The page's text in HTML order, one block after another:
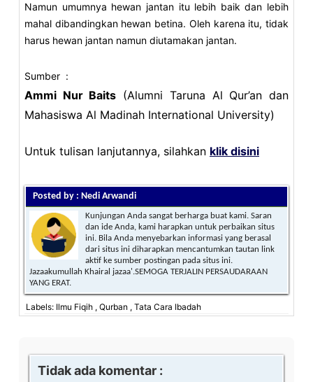
Namun umumnya hewan jantan itu lebih baik dan lebih
mahal dibandingkan hewan betina. Oleh karena itu, tidak
harus hewan jantan namun diutamakan jantan.
Sumber :
Ammi Nur Baits (Alumni Taruna Al Qur’an dan
Mahasiswa Al Madinah International University)
Untuk tulisan lanjutannya, silahkan klik disini
Posted by : Nedi Arwandi
Kunjungan Anda sangat berharga buat kami. Saran
dan ide Anda, kami harapkan untuk perbaikan situs
ini. Bila Anda menyebarkan informasi yang berasal
dari situs ini diharapkan mencantumkan tautan link
aktif ke sumber postingan pada situs ini.
Jazaakumullah Khairal jazaa'.SEMOGA TERJALIN PERSAUDARAAN
YANG ERAT.
Labels: Ilmu Fiqih , Qurban , Tata Cara Ibadah
Tidak ada komentar :